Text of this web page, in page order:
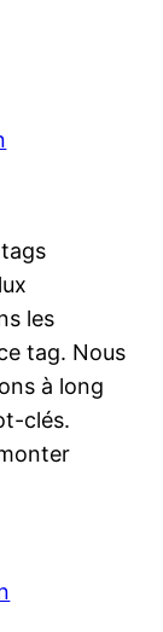
tags
les
tag. Nous
à long
clés.